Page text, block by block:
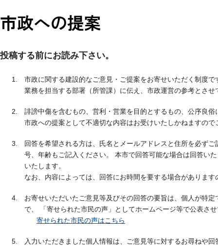
投稿する前にお読み下さい。
市政に関する建設的なご意見・ご提案をお寄せいただく制度
業務を担当する部署（所管課）に伝え、市政運営の参考とさせ
誹謗中傷を含むもの、営利・営業を目的とするもの、公序良
市政への提案として不適切な内容はお受けいたしかねますので
回答を希望される方は、氏名とメールアドレスと住所を必ず
号、年齢もご記入ください。 本市で回答可能な場合は回答い
いたします。
なお、内容によっては、回答にお時間を要する場合があります
お寄せいただいたご意見等及びその回答の要旨は、個人が特
で、 「寄せられた市民の声」としてホームページ等で公表さ
寄せられた市民の声はこちら
入力いただきました個人情報は、ご意見等に対するお尋ねや